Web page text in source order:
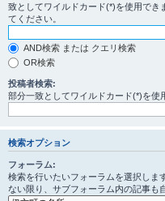
致としてワイルドカード(*)を使用でき
てください。
AND検索 または クエリ検索
OR検索
投稿者検索:
部分一致としてワイルドカード(*)を使
検索オプション
フォーラム:
検索を行いたいフォーラムを選択しま
ない限り、サブフォーラム内の記事も